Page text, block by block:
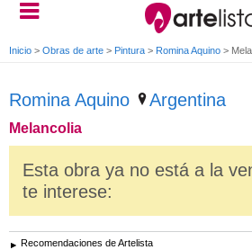
Inicio > Obras de arte > Pintura > Romina Aquino >
Romina Aquino Argentina
Melancolia
Esta obra ya no está a la
te interese:
Recomendaciones de Artelista